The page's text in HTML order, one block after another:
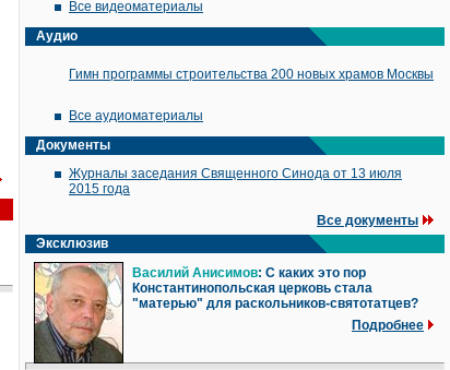
Все видеоматериалы
Аудио
Гимн программы строительства 200 новых храмов Москвы
Все аудиоматериалы
Документы
Журналы заседания Священного Синода от 13 июля
2015 года
Все документы
Эксклюзив
Василий Анисимов: С каких это пор
Константинопольская церковь стала
"матерью" для раскольников-святотатцев?
Подробнее